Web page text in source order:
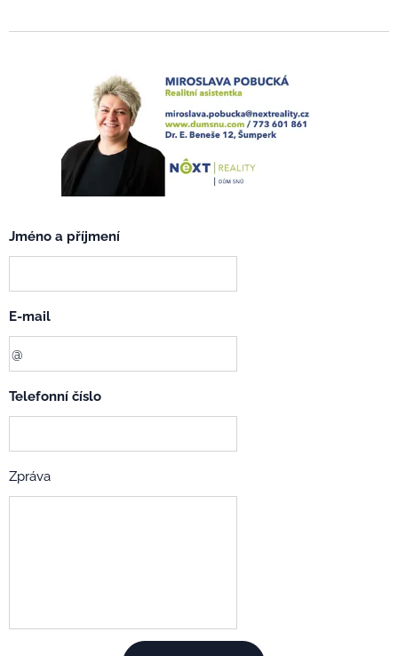
Jméno a příjmení
E-mail
Telefonní číslo
Zpráva